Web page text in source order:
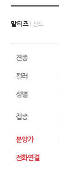
말티즈 l 산도
견종
컬러
성별
접종
분양가
전화연결